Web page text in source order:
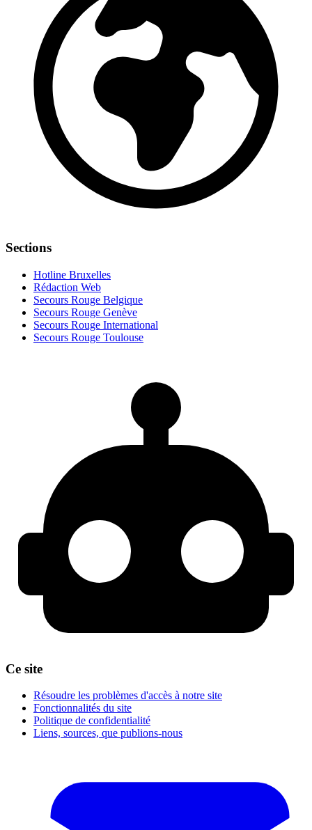
Sections
Hotline Bruxelles
Rédaction Web
Secours Rouge Belgique
Secours Rouge Genève
Secours Rouge International
Secours Rouge Toulouse
Ce site
Résoudre les problèmes d'accès à notre site
Fonctionnalités du site
Politique de confidentialité
Liens, sources, que publions-nous